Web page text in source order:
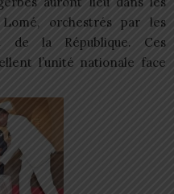
orchestrés par les
de la République. Ces
l’unité nationale face